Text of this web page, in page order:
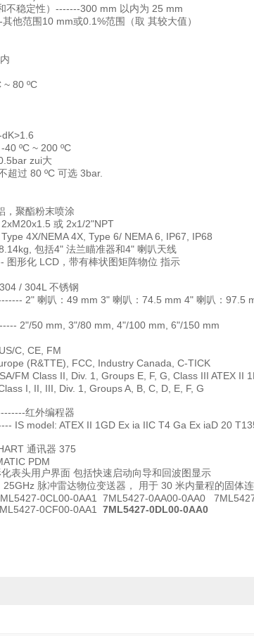
不稳定性）-------300 mm 以内为 25 mm
或0.1%范围（取 其较大值）
~ 80 ºC
ºC ~ 200 ºC
zui大
过 80 ºC 可选 3bar.
聚酯粉末喷涂
或 2x1/2"NPT
4X/NEMA 4X, Type 6/ NEMA 6, IP67, IP68
包括4" 法兰瞄准器和4" 喇叭天线
图形化 LCD，带有棒状图矩阵物位 指示
/ 304L 不锈钢
2" 喇叭：49 mm 3" 喇叭：74.5 mm 4" 喇叭：97.5
2"/50 mm, 3"/80 mm, 4"/100 mm, 6"/150 mm
C, CE, FM
(R&TTE), FCC, Industry Canada, C-TICK
FM Class II, Div. 1, Groups E, F, G, Class III ATEX II
I, II, III, Div. 1, Groups A, B, C, D, E, F, G
红外编程器
IS model: ATEX II 1GD Ex ia IIC T4 Ga Ex iaD 20
通讯器 375
PDM
表头用户界面 包括快速启动向导和回波图显示
25GHz 脉冲雷达物位变送器， 用于 30 米内量程的固体
0CL00-0AA1 7ML5427-0AA00-0AA0
0CF00-0AA1 7ML5427-0DL00-0AA0